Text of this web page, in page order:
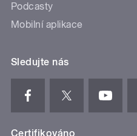
Podcasty
Mobilní aplikace
Sledujte nás
Certifikováno